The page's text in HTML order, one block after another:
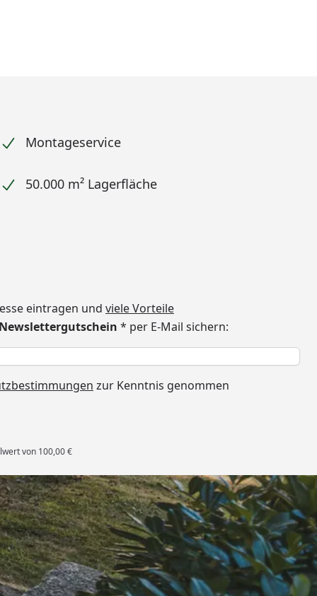
Montageservice
50.000 m² Lagerfläche
eintragen und viele Vorteile
* per E-Mail sichern:
zur Kenntnis genommen
von 100,00 €